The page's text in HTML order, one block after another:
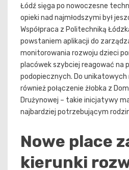
Łódź sięga po nowoczesne
opieki nad najmłodszymi był
Współpraca z Politechniką
powstaniem aplikacji do
monitorowania rozwoju dzieci
placówek szybciej reagować na
podopiecznych. Do
również połączenie żłobka z
Drużynowej – takie inicjatywy
najbardziej potrzebującym
Nowe place
kierunki